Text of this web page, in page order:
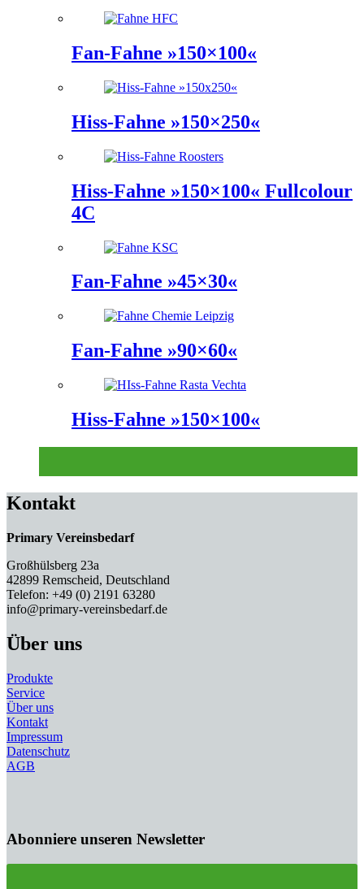
Fan-Fahne »150×100«
Hiss-Fahne »150×250«
Hiss-Fahne »150×100« Fullcolour
4C
Fan-Fahne »45×30«
Fan-Fahne »90×60«
Hiss-Fahne »150×100«
Kontakt
Primary Vereinsbedarf
Großhülsberg 23a
42899 Remscheid, Deutschland
Telefon: +49 (0) 2191 63280
info@primary-vereinsbedarf.de
Über uns
Produkte
Service
Über uns
Kontakt
Impressum
Datenschutz
AGB
Abonniere unseren Newsletter